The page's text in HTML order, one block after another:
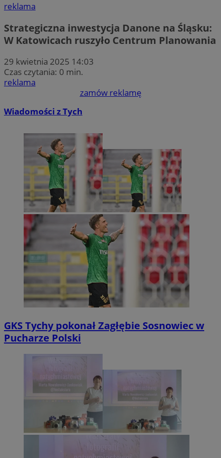
reklama
Strategiczna inwestycja Danone na Śląsku:
W Katowicach ruszyło Centrum Planowania
29 kwietnia 2025 14:03
Czas czytania: 0 min.
reklama
zamów reklamę
Wiadomości z Tych
GKS Tychy pokonał Zagłębie Sosnowiec w
Pucharze Polski